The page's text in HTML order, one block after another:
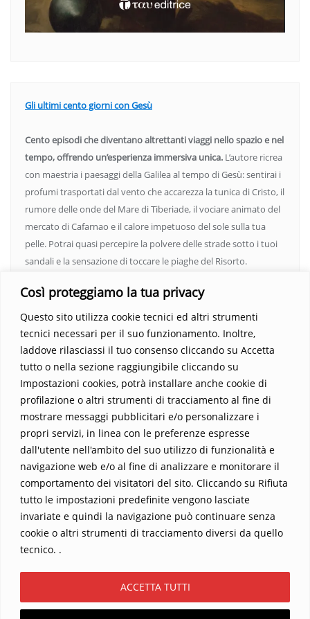
Così proteggiamo la tua privacy
Questo sito utilizza cookie tecnici ed altri strumenti
tecnici necessari per il suo funzionamento. Inoltre,
laddove rilasciassi il tuo consenso cliccando su Accetta
tutto o nella sezione raggiungibile cliccando su
Impostazioni cookies, potrà installare anche cookie di
profilazione o altri strumenti di tracciamento al fine di
mostrare messaggi pubblicitari e/o personalizzare i
propri servizi, in linea con le preferenze espresse
dall'utente nell'ambito del suo utilizzo di funzionalità e
navigazione web e/o al fine di analizzare e monitorare il
comportamento dei visitatori del sito. Cliccando su Rifiuta
tutto le impostazioni predefinite vengono lasciate
invariate e quindi la navigazione può continuare senza
cookie o altri strumenti di tracciamento diversi da quello
tecnico. .
ACCETTA TUTTI
Gli ultimi cento giorni con Gesù
Cento episodi che diventano altrettanti viaggi nello spazio e nel
tempo, offrendo un’esperienza immersiva unica. L’autore ricrea
con maestria i paesaggi della Galilea al tempo di Gesù: sentirai i
profumi trasportati dal vento che accarezza la tunica di Cristo, il
rumore delle onde del Mare di Tiberiade, il vociare animato del
mercato di Cafarnao e il calore impetuoso del sole sulla tua
pelle. Potrai quasi percepire la polvere delle strade sotto i tuoi
sandali e la sensazione di toccare le piaghe del Risorto.
vedere oltre i confini del conosciuto. Scopri un mondo in cui
fede e realtà si fondono, rendendo ogni pagina un’esperienza
indimenticabile.Non perdere l’occasione di immergerti in
questo viaggio straordinario. Acquista il libro e lascia che la
Parola trasformi la tua vita.
Home Contatti
Sostieni La Buona Parola – dona 5 €, 10 €, 25 €… il tuo contributo
I viaggi dell’anima
Catechesi
Informativa Privacy